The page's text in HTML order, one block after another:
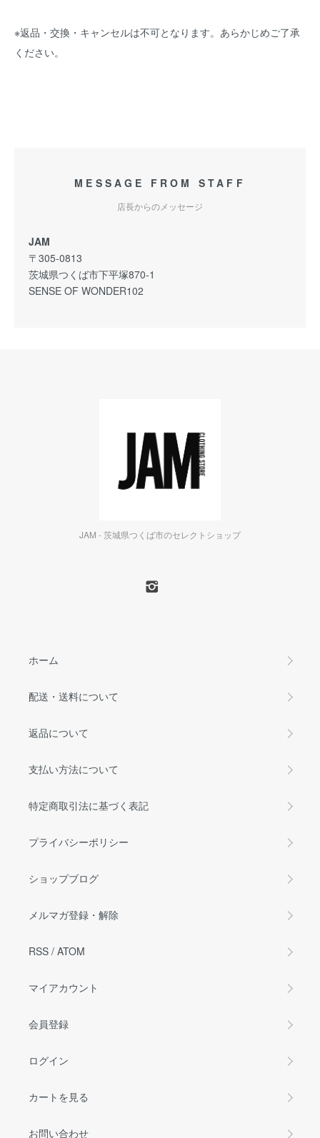
※返品・交換・キャンセルは不可となります。あらかじめご了承
ください。
MESSAGE FROM STAFF
店長からのメッセージ
JAM
〒305-0813
茨城県つくば市下平塚870-1
SENSE OF WONDER102
JAM - 茨城県つくば市のセレクトショップ
ホーム
配送・送料について
返品について
支払い方法について
特定商取引法に基づく表記
プライバシーポリシー
ショップブログ
メルマガ登録・解除
RSS / ATOM
マイアカウント
会員登録
ログイン
カートを見る
お問い合わせ